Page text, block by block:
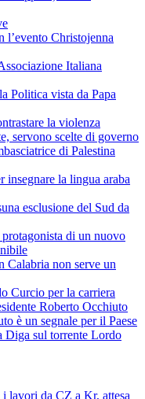
l’evento Christojenna
Italiana
Politica vista da Papa
la violenza
servono scelte di governo
di Palestina
la lingua araba
esclusione del Sud da
di un nuovo
Calabria non serve un
Curcio per la carriera
Roberto Occhiuto
è un segnale per il Paese
Diga sul torrente Lordo
lavori da CZ a Kr, attesa